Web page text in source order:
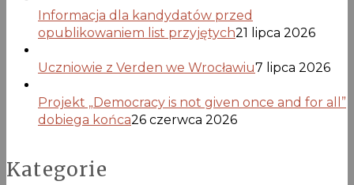
Informacja dla kandydatów przed
opublikowaniem list przyjętych21 lipca 2026
Uczniowie z Verden we Wrocławiu7 lipca 2026
Projekt „Democracy is not given once and for all”
dobiega końca26 czerwca 2026
Kategorie